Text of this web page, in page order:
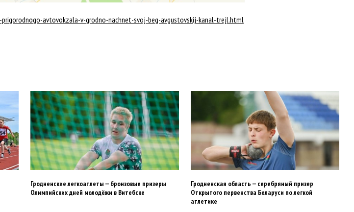
avtovokzala-v-grodno-nachnet-svoj-beg-avgustovskij-kanal-trejl.html
Гродненские легкоатлеты — бронзовые призеры
Олимпийских дней молодёжи в Витебске
Гродненская область — серебряный призер
Открытого первенства Беларуси по легкой
атлетике